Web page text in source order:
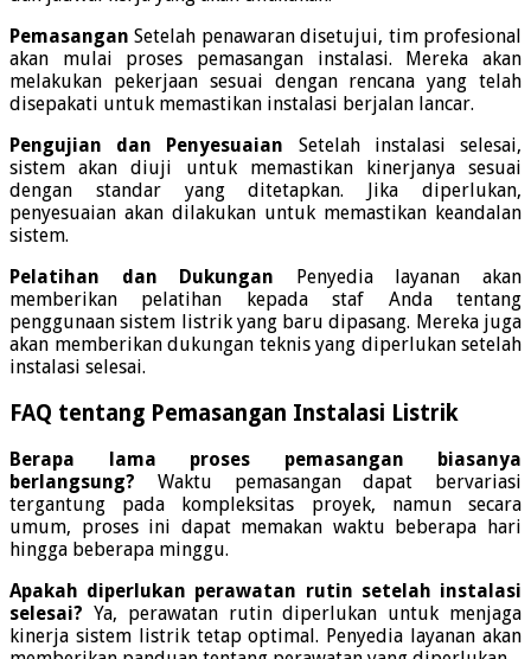
Pemasangan Setelah penawaran disetujui, tim profesional
akan mulai proses pemasangan instalasi. Mereka akan
melakukan pekerjaan sesuai dengan rencana yang telah
disepakati untuk memastikan instalasi berjalan lancar.
Pengujian dan Penyesuaian Setelah instalasi selesai,
sistem akan diuji untuk memastikan kinerjanya sesuai
dengan standar yang ditetapkan. Jika diperlukan,
penyesuaian akan dilakukan untuk memastikan keandalan
sistem.
Pelatihan dan Dukungan Penyedia layanan akan
memberikan pelatihan kepada staf Anda tentang
penggunaan sistem listrik yang baru dipasang. Mereka juga
akan memberikan dukungan teknis yang diperlukan setelah
instalasi selesai.
FAQ tentang Pemasangan Instalasi Listrik
Berapa lama proses pemasangan biasanya
berlangsung? Waktu pemasangan dapat bervariasi
tergantung pada kompleksitas proyek, namun secara
umum, proses ini dapat memakan waktu beberapa hari
hingga beberapa minggu.
Apakah diperlukan perawatan rutin setelah instalasi
selesai? Ya, perawatan rutin diperlukan untuk menjaga
kinerja sistem listrik tetap optimal. Penyedia layanan akan